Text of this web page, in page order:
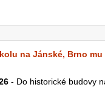
na Jánské, Brno mu
- Do historické budovy